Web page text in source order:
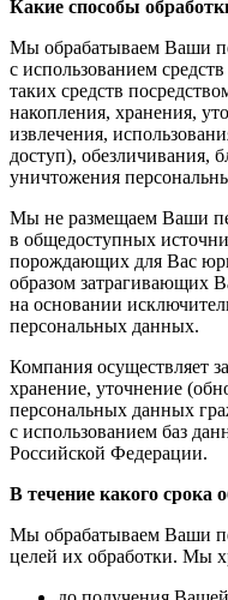
Какие способы
Мы обрабатываем Ваши
с использованием
таких средств
накопления, хранения,
извлечения,
доступ), обезличивания,
уничтожения
Мы не размещаем Ваши
в общедоступных
порождающих для Вас
образом затрагивающих
на основании
персональных данных.
Компания осуществляет
хранение, уточнение
персональных данных
с использованием баз
Российской Федерации.
В течение какого срока
Мы обрабатываем Ваши
целей их обработки. Мы